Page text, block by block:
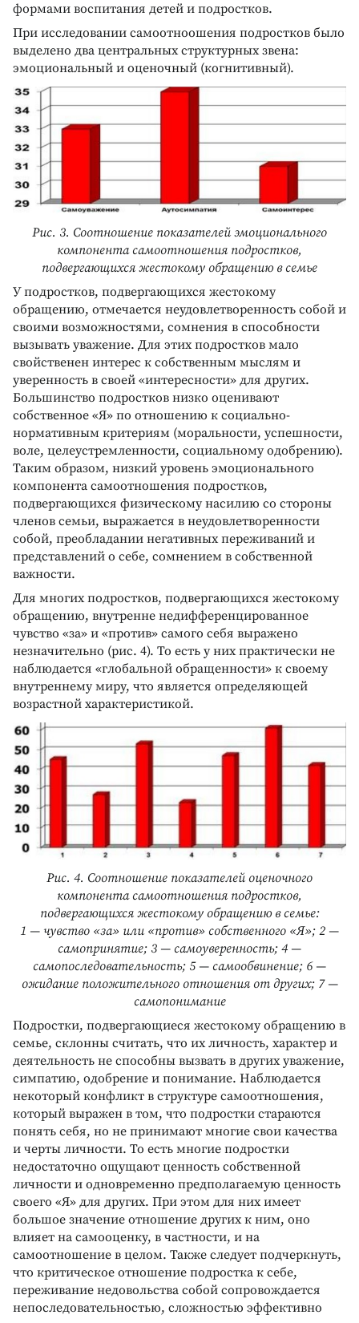
формами воспитания детей и подростков.
При исследовании самоотноошения подростков было
выделено два центральных структурных звена:
эмоциональный и оценочный (когнитивный).
Рис. 3. Соотношение показателей эмоционального
компонента самоотношения подростков,
подвергающихся жестокому обращению в семье
У подростков, подвергающихся жестокому
обращению, отмечается неудовлетворенность собой и
своими возможностями, сомнения в способности
вызывать уважение. Для этих подростков мало
свойственен интерес к собственным мыслям и
уверенность в своей «интересности» для других.
Большинство подростков низко оценивают
собственное «Я» по отношению к социально-
нормативным критериям (моральности, успешности,
воле, целеустремленности, социальному одобрению).
Таким образом, низкий уровень эмоционального
компонента самоотношения подростков,
подвергающихся физическому насилию со стороны
членов семьи, выражается в неудовлетворенности
собой, преобладании негативных переживаний и
представлений о себе, сомнением в собственной
важности.
Для многих подростков, подвергающихся жестокому
обращению, внутренне недифференцированное
чувство «за» и «против» самого себя выражено
незначительно (рис. 4). То есть у них практически не
наблюдается «глобальной обращенности» к своему
внутреннему миру, что является определяющей
возрастной характеристикой.
Рис. 4. Соотношение показателей оценочного
компонента самоотношения подростков,
подвергающихся жестокому обращению в семье:
1 — чувство «за» или «против» собственного «Я»; 2 —
самопринятие; 3 — самоуверенность; 4 —
самопоследовательность; 5 — самообвинение; 6 —
ожидание положительного отношения от других; 7 —
самопонимание
Подростки, подвергающиеся жестокому обращению в
семье, склонны считать, что их личность, характер и
деятельность не способны вызвать в других уважение,
симпатию, одобрение и понимание. Наблюдается
некоторый конфликт в структуре самоотношения,
который выражен в том, что подростки стараются
понять себя, но не принимают многие свои качества
и черты личности. То есть многие подростки
недостаточно ощущают ценность собственной
личности и одновременно предполагаемую ценность
своего «Я» для других. При этом для них имеет
большое значение отношение других к ним, оно
влияет на самооценку, в частности, и на
самоотношение в целом. Также следует подчеркнуть,
что критическое отношение подростка к себе,
переживание недовольства собой сопровождается
непоследовательностью, сложностью эффективно